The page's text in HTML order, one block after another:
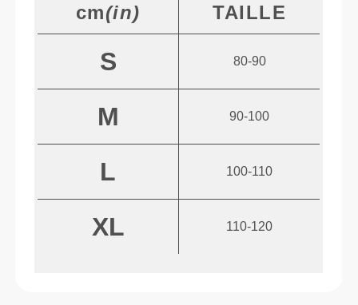
cm(in) TAILLE
S 80-90
M 90-100
L 100-110
XL 110-120